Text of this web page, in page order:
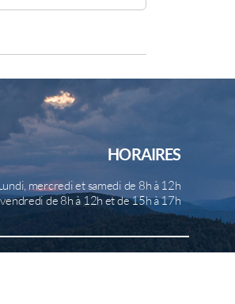
HORAIRES
mercredi et samedi de 8h à 12h
de 8h à 12h et de 15h à 17h